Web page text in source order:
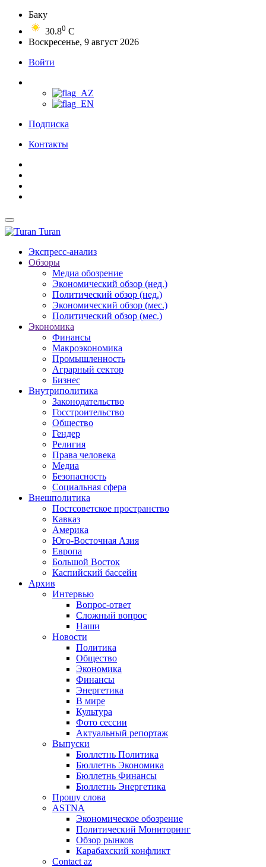
Баку
30.80 C
Воскресенье, 9 август 2026
Войти
Подписка
Контакты
Turan
Экспресс-анализ
Обзоры
Медиа обозрение
Экономический обзор (нед.)
Политический обзор (нед.)
Экономический обзор (мес.)
Политический обзор (мес.)
Экономика
Финансы
Макроэкономика
Промышленность
Аграрный сектор
Бизнес
Внутриполитика
Законодательство
Госстроительство
Общество
Гендер
Религия
Права человека
Медиа
Безопасность
Социальная сфера
Внешполитика
Постсоветское пространство
Кавказ
Америка
Юго-Восточная Азия
Европа
Большой Восток
Каспийский бассейн
Архив
Интервью
Вопрос-ответ
Сложный вопрос
Наши
Новости
Политика
Общество
Экономика
Финансы
Энергетика
В мире
Культура
Фото сессии
Актуальный репортаж
Выпуски
Бюллетнь Политика
Бюллетнь Экономика
Бюллетнь Финансы
Бюллетнь Энергетика
Прошу слова
ASTNA
Экономическое обозрение
Политический Мониторинг
Обзор рынков
Карабахский конфликт
Contact az